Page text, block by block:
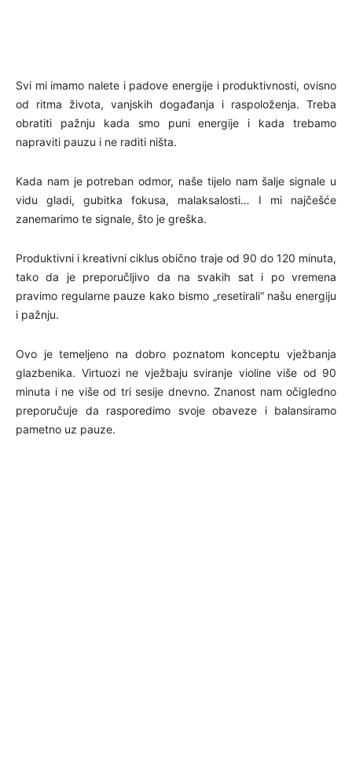
Svi mi imamo nalete i padove energije i produktivnosti, ovisno
od ritma života, vanjskih događanja i raspoloženja. Treba
obratiti pažnju kada smo puni energije i kada trebamo
napraviti pauzu i ne raditi ništa.
Kada nam je potreban odmor, naše tijelo nam šalje signale u
vidu gladi, gubitka fokusa, malaksalosti… I mi najčešće
zanemarimo te signale, što je greška.
Produktivni i kreativni ciklus obično traje od 90 do 120 minuta,
tako da je preporučljivo da na svakih sat i po vremena
pravimo regularne pauze kako bismo „resetirali“ našu energiju
i pažnju.
Ovo je temeljeno na dobro poznatom konceptu vježbanja
glazbenika. Virtuozi ne vježbaju sviranje violine više od 90
minuta i ne više od tri sesije dnevno. Znanost nam očigledno
preporučuje da rasporedimo svoje obaveze i balansiramo
pametno uz pauze.